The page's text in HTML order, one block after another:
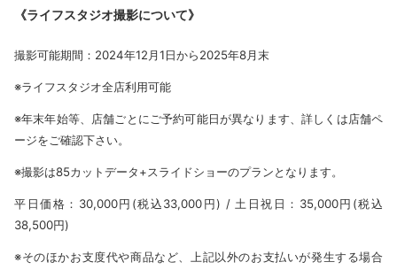
《ライフスタジオ撮影について》
撮影可能期間：2024年12月1日から2025年8月末
※ライフスタジオ全店利用可能
※年末年始等、店舗ごとにご予約可能日が異なります、詳しくは店舗ペ
ージをご確認下さい。
※撮影は85カットデータ+スライドショーのプランとなります。
平日価格：30,000円(税込33,000円) / 土日祝日：35,000円(税込
38,500円)
※そのほかお支度代や商品など、上記以外のお支払いが発生する場合